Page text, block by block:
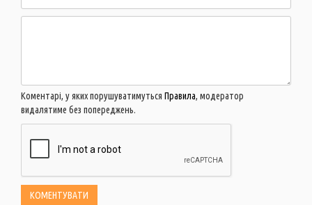
Коментарі, у яких порушуватимуться Правила, модератор
видалятиме без попереджень.